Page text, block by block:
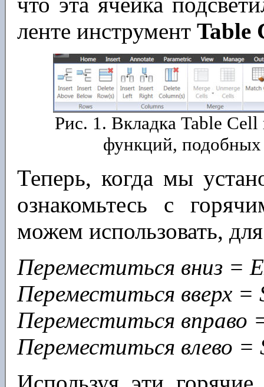
ленте инструментTable
Рис. 1. Вкладка Table
функций,
Теперь, когда мы
ознакомьтесь с
можем использовать,
Переместиться вниз =
Переместиться вверх =
Переместиться вправо
Переместиться влево =